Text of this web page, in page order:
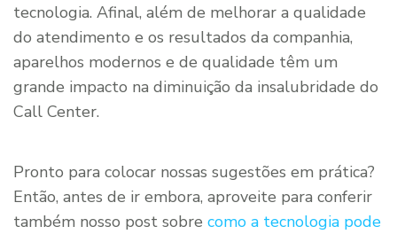
tecnologia. Afinal, além de melhorar a qualidade
do atendimento e os resultados da companhia,
aparelhos modernos e de qualidade têm um
grande impacto na diminuição da insalubridade do
Call Center.
Pronto para colocar nossas sugestões em prática?
Então, antes de ir embora, aproveite para conferir
também nosso post sobre como a tecnologia pode